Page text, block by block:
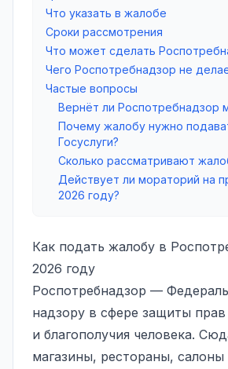
Что указать в жалобе
Сроки рассмотрения
Что может сделать
Чего Роспотребнадзор не
Частые вопросы
Вернёт ли Роспотребнадзор
Почему жалобу нужно
Госуслуги?
Сколько рассматривают
Действует ли мораторий на
2026 году?
Как подать жалобу в
2026 году
Роспотребнадзор —
надзору в сфере защиты прав
и благополучия человека.
магазины, рестораны, салоны